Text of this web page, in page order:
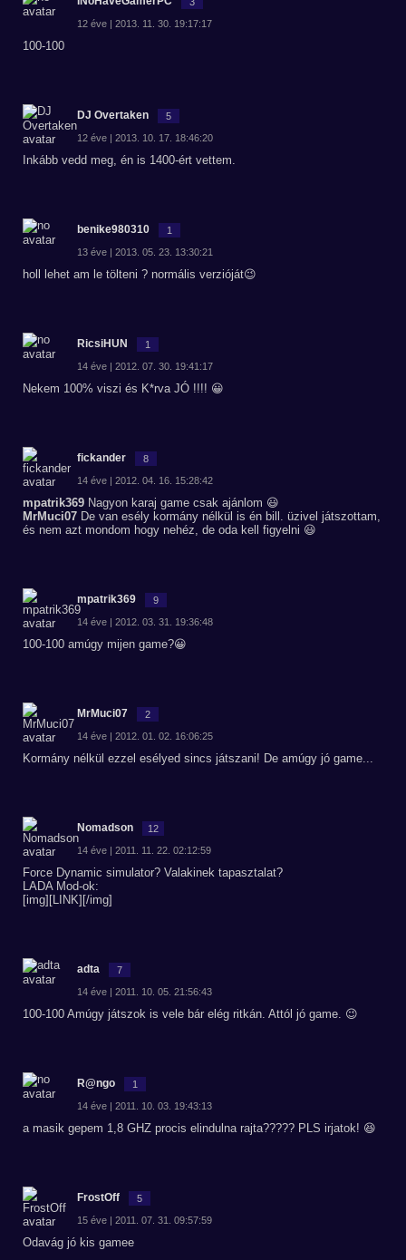
12 éve | 2013. 11. 30. 19:17:17
100-100
DJ Overtaken 5
12 éve | 2013. 10. 17. 18:46:20
Inkább vedd meg, én is 1400-ért vettem.
benike980310 1
13 éve | 2013. 05. 23. 13:30:21
holl lehet am le tölteni ? normális verzióját😉
RicsiHUN 1
14 éve | 2012. 07. 30. 19:41:17
Nekem 100% viszi és K*rva JÓ !!!! 😀
fickander 8
14 éve | 2012. 04. 16. 15:28:42
mpatrik369 Nagyon karaj game csak ajánlom 😃
MrMuci07 De van esély kormány nélkül is én bill. üzivel játszottam,
és nem azt mondom hogy nehéz, de oda kell figyelni 😃
mpatrik369 9
14 éve | 2012. 03. 31. 19:36:48
100-100 amúgy mijen game?😀
MrMuci07 2
14 éve | 2012. 01. 02. 16:06:25
Kormány nélkül ezzel esélyed sincs játszani! De amúgy jó game...
Nomadson 12
14 éve | 2011. 11. 22. 02:12:59
Force Dynamic simulator? Valakinek tapasztalat?
LADA Mod-ok:
[img][LINK][/img]
adta 7
14 éve | 2011. 10. 05. 21:56:43
100-100 Amúgy játszok is vele bár elég ritkán. Attól jó game. 😉
R@ngo 1
14 éve | 2011. 10. 03. 19:43:13
a masik gepem 1,8 GHZ procis elindulna rajta????? PLS irjatok! 😆
FrostOff 5
15 éve | 2011. 07. 31. 09:57:59
Odavág jó kis gamee